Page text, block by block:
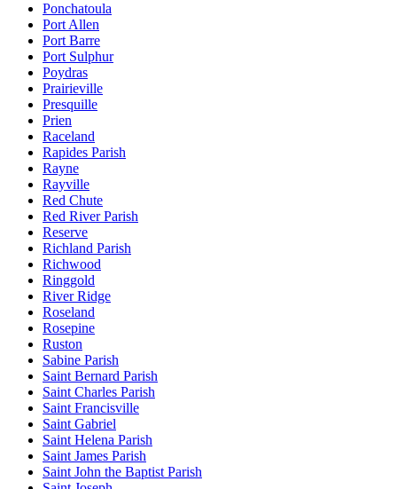
Ponchatoula
Port Allen
Port Barre
Port Sulphur
Poydras
Prairieville
Presquille
Prien
Raceland
Rapides Parish
Rayne
Rayville
Red Chute
Red River Parish
Reserve
Richland Parish
Richwood
Ringgold
River Ridge
Roseland
Rosepine
Ruston
Sabine Parish
Saint Bernard Parish
Saint Charles Parish
Saint Francisville
Saint Gabriel
Saint Helena Parish
Saint James Parish
Saint John the Baptist Parish